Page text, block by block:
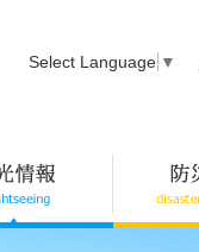
Select Language ▼